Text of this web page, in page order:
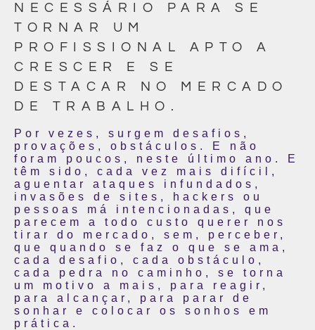
NECESSÁRIO PARA SE
TORNAR UM
PROFISSIONAL APTO A
CRESCER E SE
DESTACAR NO MERCADO
DE TRABALHO.
Por vezes, surgem desafios,
provações, obstáculos. E não
foram poucos, neste último ano. E
têm sido, cada vez mais difícil,
aguentar ataques infundados,
invasões de sites, hackers ou
pessoas má intencionadas, que
parecem a todo custo querer nos
tirar do mercado, sem, perceber,
que quando se faz o que se ama,
cada desafio, cada obstáculo,
cada pedra no caminho, se torna
um motivo a mais, para reagir,
para alcançar, para parar de
sonhar e colocar os sonhos em
prática.